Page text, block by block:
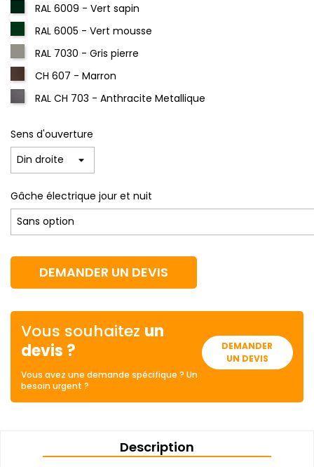
RAL 6009 - Vert sapin
RAL 6005 - Vert mousse
RAL 7030 - Gris pierre
CH 607 - Marron
RAL CH 703 - Anthracite Metallique
Sens d'ouverture
Gâche électrique jour et nuit
DEMANDER UN DEVIS
Vous souhaitez un
devis ?
Vous avez une demande spécifique ? Un
besoin urgent ?
DEMANDER
UN DEVIS
Description